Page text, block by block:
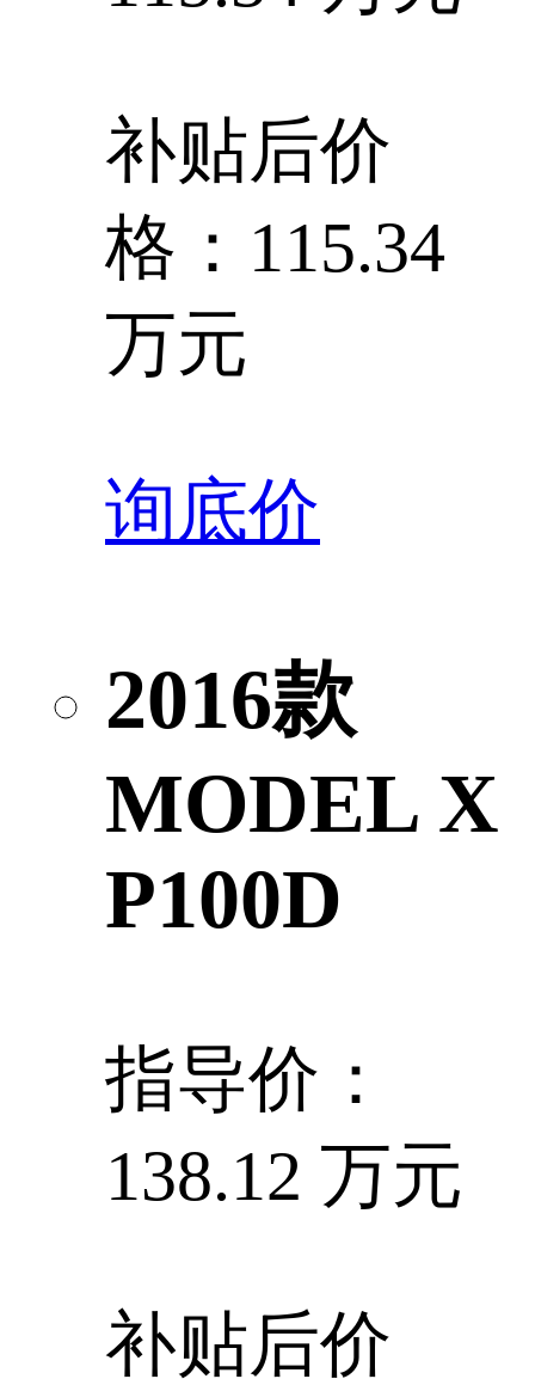
补贴后价
格：115.34
万元
询底价
2016款
MODEL X
P100D
指导价：
138.12 万元
补贴后价